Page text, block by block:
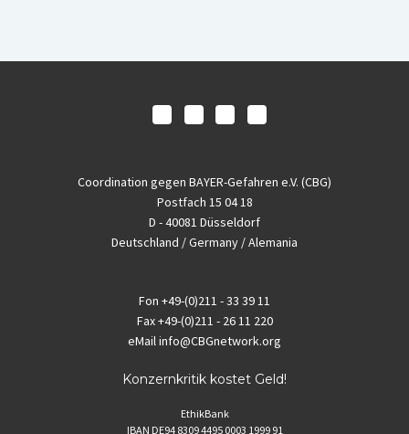
Coordination gegen BAYER-Gefahren e.V. (CBG)
Postfach 15 04 18
D - 40081 Düsseldorf
Deutschland / Germany / Alemania
Fon +49-(0)211 - 33 39 11
Fax+49-(0)211 - 26 11 220
eMailinfo@CBGnetwork.org
Konzernkritik kostet Geld!
EthikBank
IBAN DE94 8309 4495 0003 1999 91